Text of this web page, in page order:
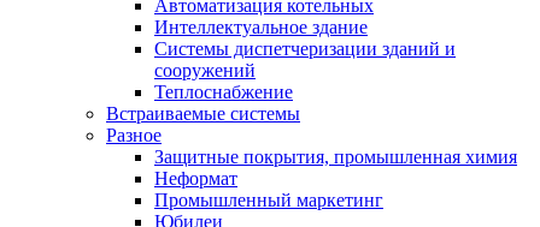
Автоматизация котельных
Интеллектуальное здание
Системы диспетчеризации зданий и
сооружений
Теплоснабжение
Встраиваемые системы
Разное
Защитные покрытия, промышленная химия
Неформат
Промышленный маркетинг
Юбилеи